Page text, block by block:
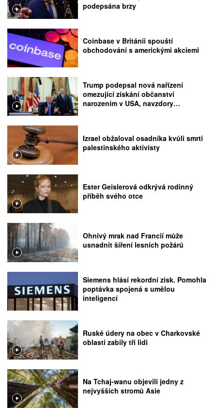
podepsána brzy
Coinbase v Británii spouští
obchodování s americkými akciemi
Trump podepsal nová nařízení
omezující získání občanství
narozením v USA, navzdory
Izrael obžaloval osadníka kvůli smrti
palestinského aktivisty
Ester Geislerová odkrývá rodinný
příběh svého otce
Ohnivý mrak nad Francií může
usnadnit šíření lesních požárů
Siemens hlásí rekordní zisk. Pomohla
poptávka spojená s umělou
inteligencí
Ruské údery na obec v Charkovské
oblasti zabily tři lidi
Na Tchaj-wanu objevili jedny z
nejvyšších stromů Asie